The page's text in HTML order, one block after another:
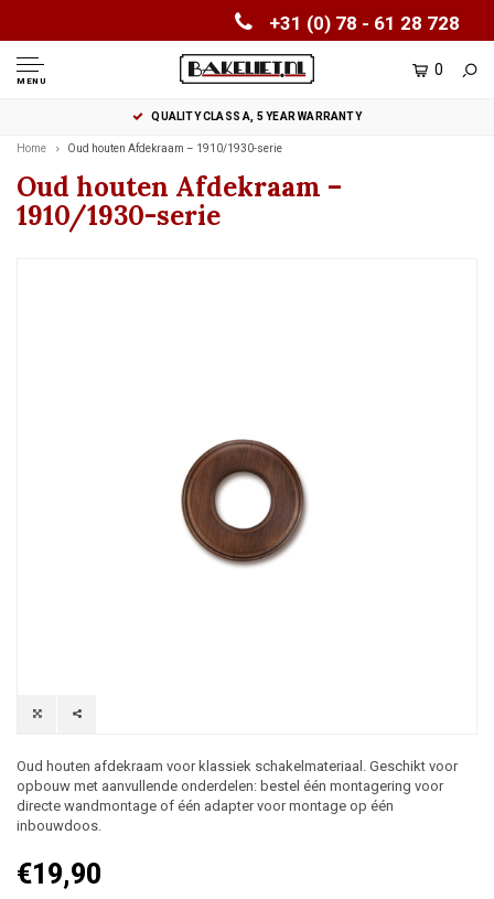
+31 (0) 78 - 61 28 728
MENU
0
QUALITY CLASS A, 5 YEAR WARRANTY
Home Oud houten Afdekraam – 1910/1930-serie
Oud houten Afdekraam –
1910/1930-serie
Oud houten afdekraam voor klassiek schakelmateriaal. Geschikt voor
opbouw met aanvullende onderdelen: bestel één montagering voor
directe wandmontage of één adapter voor montage op één
inbouwdoos.
€19,90